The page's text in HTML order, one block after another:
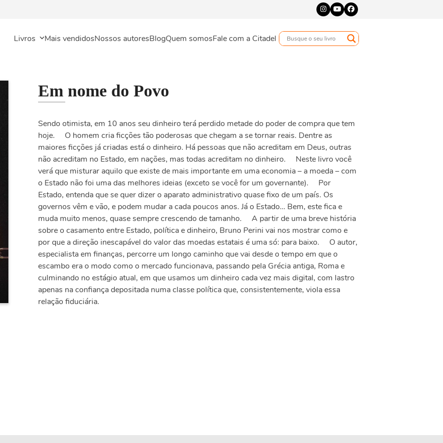
Instagram
YouTubeFacebook
Livros Mais vendidosNossos autoresBlogQuem somosFale com a Citadel
Em nome do Povo
Sendo otimista, em 10 anos seu dinheiro terá perdido metade do poder de compra que tem
hoje. O homem cria ficções tão poderosas que chegam a se tornar reais. Dentre as
maiores ficções já criadas está o dinheiro. Há pessoas que não acreditam em Deus, outras
não acreditam no Estado, em nações, mas todas acreditam no dinheiro. Neste livro você
verá que misturar aquilo que existe de mais importante em uma economia – a moeda – com
o Estado não foi uma das melhores ideias (exceto se você for um governante). Por
Estado, entenda que se quer dizer o aparato administrativo quase fixo de um país. Os
governos vêm e vão, e podem mudar a cada poucos anos. Já o Estado… Bem, este fica e
muda muito menos, quase sempre crescendo de tamanho. A partir de uma breve história
sobre o casamento entre Estado, política e dinheiro, Bruno Perini vai nos mostrar como e
por que a direção inescapável do valor das moedas estatais é uma só: para baixo. O autor,
especialista em finanças, percorre um longo caminho que vai desde o tempo em que o
escambo era o modo como o mercado funcionava, passando pela Grécia antiga, Roma e
culminando no estágio atual, em que usamos um dinheiro cada vez mais digital, com lastro
apenas na confiança depositada numa classe política que, consistentemente, viola essa
relação fiduciária.